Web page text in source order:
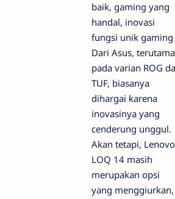
baik, gaming yang
handal, inovasi
fungsi unik gaming
Dari Asus, terutama
pada varian ROG
TUF, biasanya
dihargai karena
inovasinya yang
cenderung unggul.
Akan tetapi, Lenovo
LOQ 14 masih
merupakan opsi
yang menggiurkan,